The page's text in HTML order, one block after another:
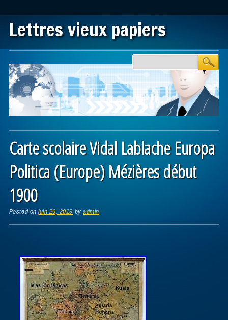
Lettres vieux papiers
Main menu
Carte scolaire Vidal Lablache Europa
Politica (Europe) Mézières début
1900
Posted onjuin 26, 2019 byadmin